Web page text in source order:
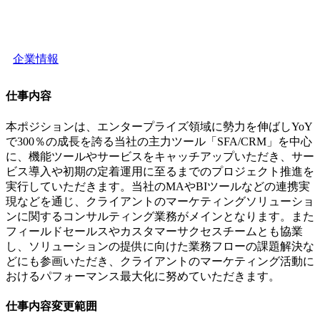
企業情報
仕事内容
本ポジションは、エンタープライズ領域に勢力を伸ばしYoY
で300％の成長を誇る当社の主力ツール「SFA/CRM」を中心
に、機能ツールやサービスをキャッチアップいただき、サー
ビス導入や初期の定着運用に至るまでのプロジェクト推進を
実行していただきます。当社のMAやBIツールなどの連携実
現などを通じ、クライアントのマーケティングソリューショ
ンに関するコンサルティング業務がメインとなります。また
フィールドセールスやカスタマーサクセスチームとも協業
し、ソリューションの提供に向けた業務フローの課題解決な
どにも参画いただき、クライアントのマーケティング活動に
おけるパフォーマンス最大化に努めていただきます。
仕事内容変更範囲